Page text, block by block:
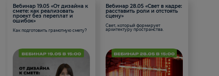
Вебинар 19.05 «От дизайна к
смете: как реализовать
проект без переплат и
ошибок»
Как подготовить грамотную смету?
Вебинар 28.05 «Свет в кадре:
расставить роли и отстоять
сцену»
Свет, который формирует
архитектуру пространства.